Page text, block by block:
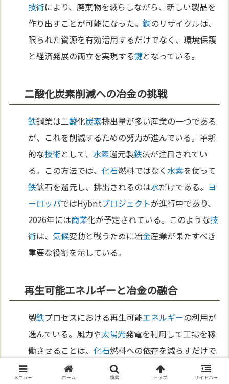
技術により、廃棄物を減らしながら、新しい製品を
作り出すことが可能になった。鉄のリサイクルは、
限られた資源を有効活用するだけでなく、環境保護
と経済発展の両立を実現する鍵となっている。
二酸化炭素削減への冶金の挑戦
鉄鋼業は二酸化炭素排出量が多い産業の一つである
が、これを削減するための努力が進んでいる。革新
的な技術として、水素還元製鉄法が注目されてい
る。この方法では、化石燃料ではなく水素を使って
鉄鉱石を還元し、排出されるのは水だけである。 ヨ
ーロッパではHybritプロジェクトが進行中であり、
2026年には商業化が予定されている。このような技
術は、気候変動と戦うために冶金産業が果たすべき
重要な役割を示している。
再生可能エネルギーと冶金の融合
製鉄プロセスにおける再生可能エネルギーの利用が
進んでいる。風力や太陽光発電を利用して工場を稼
働させることは、化石燃料への依存を減らすだけで
なく、環境への負荷を軽減する。一部の
鋼メーカ
メニュー ホーム 検索 トップ サイドバー